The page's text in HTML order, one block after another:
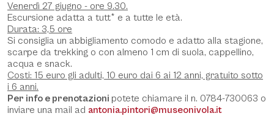
Venerdì 27 giugno - ore 9.30.
Escursione adatta a tutt* e a tutte le età.
Durata: 3,5 ore
Si consiglia un abbigliamento comodo e adatto alla stagione,
scarpe da trekking o con almeno 1 cm di suola, cappellino,
acqua e snack.
Costi: 15 euro gli adulti, 10 euro dai 6 ai 12 anni, gratuito sotto
i 6 anni.
Per info e prenotazioni potete chiamare il n. 0784-730063 o
inviare una mail ad antonia.pintori@museonivola.it